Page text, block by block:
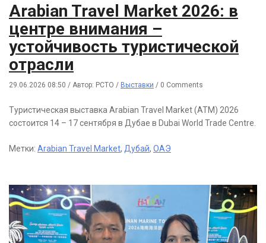
Arabian Travel Market 2026: в
центре внимания –
устойчивость туристической
отрасли
29.06.2026 08:50 / Автор: РСТО / Выставки / 0 Comments
Туристическая выставка Arabian Travel Market (ATM) 2026
состоится 14 – 17 сентября в Дубае в Dubai World Trade Centre.
Метки: Arabian Travel Market, Дубай, ОАЭ